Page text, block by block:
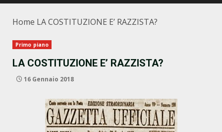
Home LA COSTITUZIONE E’ RAZZISTA?
Primo piano
LA COSTITUZIONE E’ RAZZISTA?
16 Gennaio 2018